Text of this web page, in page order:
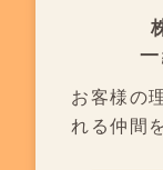
お客様の
れる仲間